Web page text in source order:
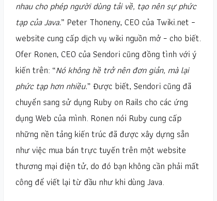
nhau cho phép người dùng tải về, tạo nên sự phức
tạp của Java.” Peter Thoneny, CEO của Twiki.net –
website cung cấp dịch vụ wiki nguồn mở – cho biết.
Ofer Ronen, CEO của Sendori cũng đồng tình với ý
kiến trên: “Nó không hề trở nên đơn giản, mà lại
phức tạp hơn nhiều.” Được biết, Sendori cũng đã
chuyển sang sử dụng Ruby on Rails cho các ứng
dụng Web của mình. Ronen nói Ruby cung cấp
những nền tảng kiến trúc đã được xây dựng sẵn
như việc mua bán trực tuyến trên một website
thương mại điện tử, do đó bạn không cần phải mất
công để viết lại từ đầu như khi dùng Java.